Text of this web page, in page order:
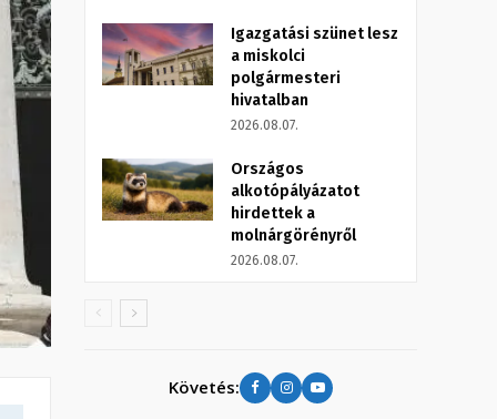
Igazgatási szünet lesz
a miskolci
polgármesteri
hivatalban
2026.08.07.
Országos
alkotópályázatot
hirdettek a
molnárgörényről
2026.08.07.
Követés: